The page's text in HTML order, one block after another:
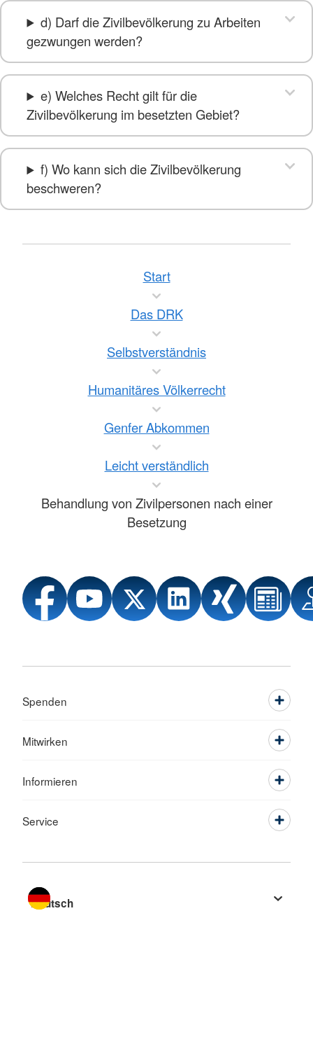
d) Darf die Zivilbevölkerung zu Arbeiten
gezwungen werden?
e) Welches Recht gilt für die
Zivilbevölkerung im besetzten Gebiet?
f) Wo kann sich die Zivilbevölkerung
beschweren?
Start
Das DRK
Selbstverständnis
Humanitäres Völkerrecht
Genfer Abkommen
Leicht verständlich
Behandlung von Zivilpersonen nach einer
Besetzung
Spenden
Mitwirken
Informieren
Service
Sprache wechseln zu